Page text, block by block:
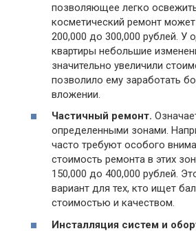
позволяющее легко
косметический ремонт
200,000 до 300,000 рублей. У
квартиры небольшие
значительно увеличили
позволило ему заработать
вложении.
Частичный ремонт.
определенными зонами.
часто требуют особого
стоимость ремонта в этих
150,000 до 400,000 рублей.
вариант для тех, кто ищет
стоимостью и качеством.
Инсталляция систем и